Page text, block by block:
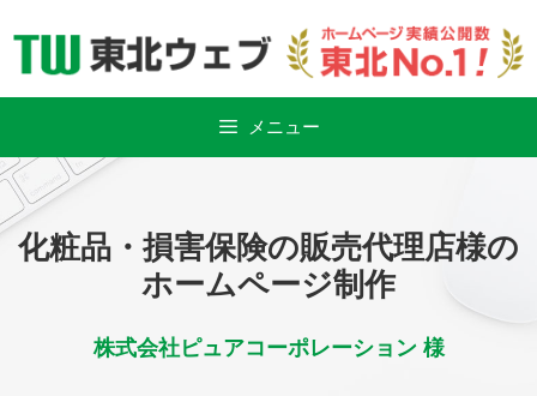
メニュー
化粧品・損害保険の販売代理店様の
ホームページ制作
株式会社ピュアコーポレーション 様